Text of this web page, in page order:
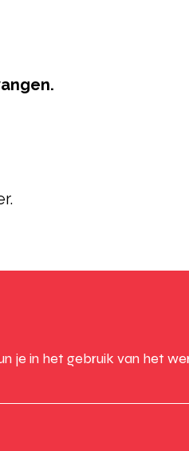
je in het gebruik van het